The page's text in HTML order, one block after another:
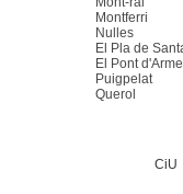
Montferri
Nulles
El Pla de
El Pont
Puigpelat
Querol
CiU